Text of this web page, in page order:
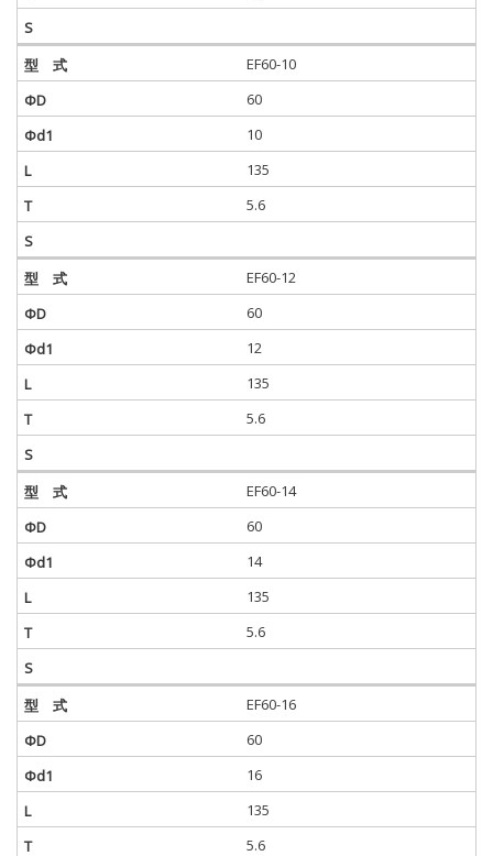
EF60-10
60
10
135
5.6
EF60-12
60
12
135
5.6
EF60-14
60
14
135
5.6
EF60-16
60
16
135
5.6